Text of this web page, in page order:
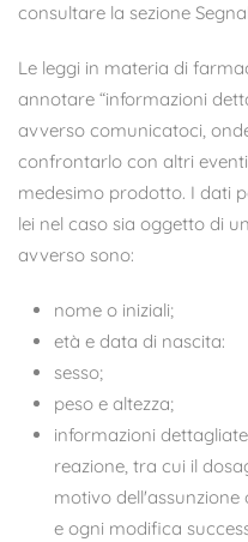
consultare la sezione
Le leggi in materia di
annotare “informazioni
avverso comunicatoci,
confrontarlo con altri
medesimo prodotto. I dati
lei nel caso sia oggetto di
avverso sono:
nome o iniziali;
età e data di nascita:
sesso;
peso e altezza;
informazioni
reazione, tra cui il
motivo
e ogni modifica